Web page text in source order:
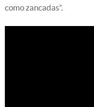
como zancadas”.